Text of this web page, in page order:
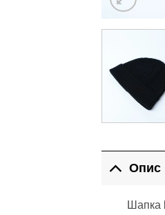
Опис
Шапка